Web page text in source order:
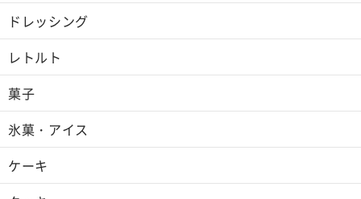
ドレッシング
レトルト
菓子
氷菓・アイス
ケーキ